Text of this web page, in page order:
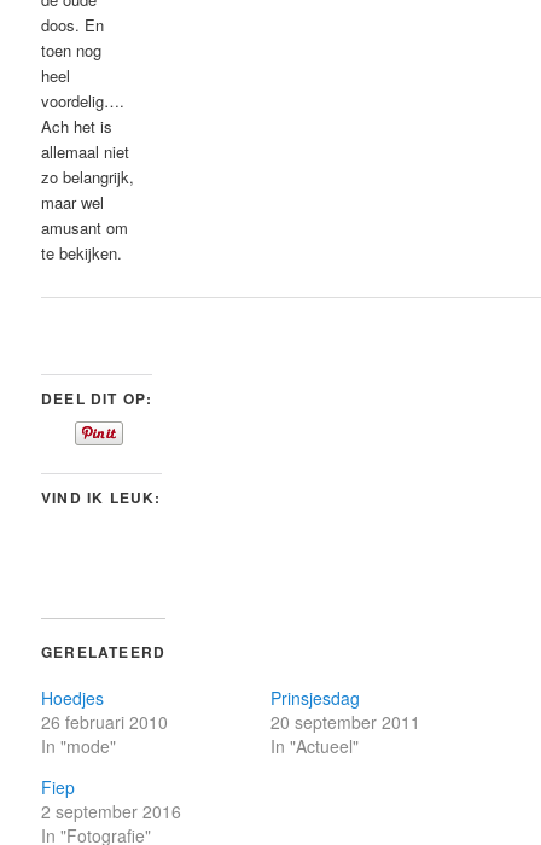
doos. En
toen nog
heel
voordelig….
Ach het is
allemaal niet
zo belangrijk,
maar wel
amusant om
te bekijken.
DEEL DIT OP:
VIND IK LEUK:
GERELATEERD
Hoedjes
26 februari 2010
In "mode"
Prinsjesdag
20 september 2011
In "Actueel"
Fiep
2 september 2016
In "Fotografie"